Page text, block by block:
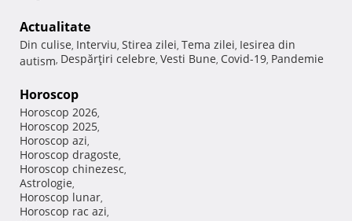
Actualitate
Din culise, Interviu, Stirea zilei, Tema zilei, Iesirea din
autism, Despărţiri celebre, Vesti Bune, Covid-19, Pandemie
Horoscop
Horoscop 2026,
Horoscop 2025,
Horoscop azi,
Horoscop dragoste,
Horoscop chinezesc,
Astrologie,
Horoscop lunar,
Horoscop rac azi,